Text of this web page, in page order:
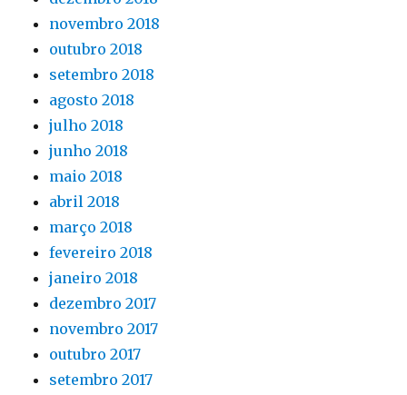
novembro 2018
outubro 2018
setembro 2018
agosto 2018
julho 2018
junho 2018
maio 2018
abril 2018
março 2018
fevereiro 2018
janeiro 2018
dezembro 2017
novembro 2017
outubro 2017
setembro 2017